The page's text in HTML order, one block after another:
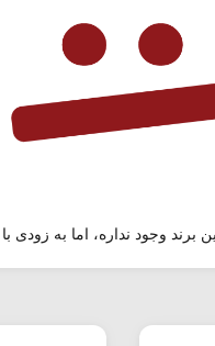
برند وجود نداره، اما به